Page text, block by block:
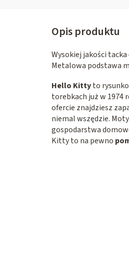
Wysokiej jakości
Metalowa podstawa
Hello Kittyto
torebkach już w 1974
ofercie znajdziesz
niemal wszędzie.
gospodarstwa
Kitty to na pewno